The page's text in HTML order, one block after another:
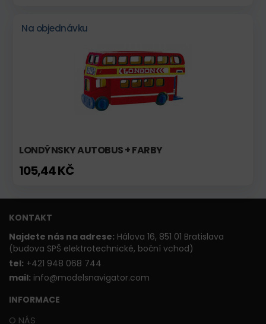
Na objednávku
LONDÝNSKY AUTOBUS + FARBY
105,44 KČ
KONTAKT
Najdete nás na adrese: Hálova 16, 851 01 Bratislava
(budova SPŠ elektrotechnické, boční vchod)
tel: +421 948 068 744
mail: info@modelsnavigator.com
INFORMACE
O NÁS